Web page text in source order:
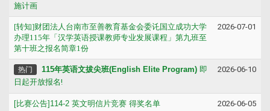
施计画
[转知]财团法人台南市至善教育基金会委讬国立成功大学
办理115年「汉学英语授课教师专业发展课程」第九班至
第十班之报名简章1份
2026-07-01
热门 115年英语文拔尖班(English Elite Program)即
日起开放报名!
2026-06-10
[比赛公告]114-2 英文明信片竞赛 得奖名单 2026-06-05